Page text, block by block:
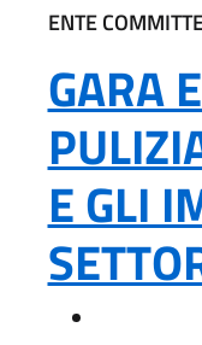
ENTE
GARA
E GLI